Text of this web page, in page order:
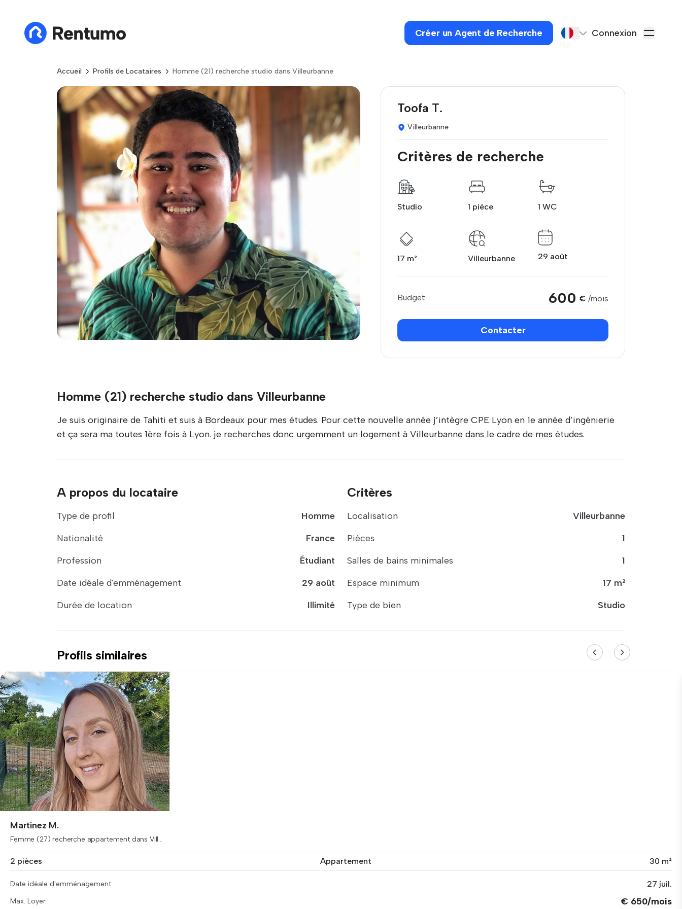
Créer un Agent de Recherche Connexion
Accueil Profils de Locataires Homme (21) recherche studio dans Villeurbanne
Toofa T.
Villeurbanne
Critères de recherche
Studio 1 pièce 1 WC
17 m² Villeurbanne 29 août
Budget 600 € /mois
Contacter
Homme (21) recherche studio dans Villeurbanne
Je suis originaire de Tahiti et suis à Bordeaux pour mes études. Pour cette nouvelle année j’intègre CPE Lyon en 1e année d’ingénierie
et ça sera ma toutes 1ère fois à Lyon. je recherches donc urgemment un logement à Villeurbanne dans le cadre de mes études.
A propos du locataire
Type de profil
Homme
Nationalité
France
Profession
Étudiant
Date idéale d'emménagement
29 août
Durée de location
Illimité
Critères
Localisation
Villeurbanne
Pièces
1
Salles de bains minimales
1
Espace minimum
17 m²
Type de bien
Studio
Profils similaires
Martinez M.
Femme (27) recherche appartement dans Vill...
2 pièces Appartement 30 m²
Date idéale d'emménagement 27 juil.
Max. Loyer € 650/mois